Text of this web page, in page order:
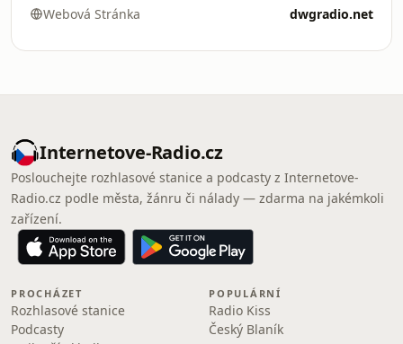
Webová Stránka dwgradio.net
Internetove-Radio.cz
Poslouchejte rozhlasové stanice a podcasty z Internetove-
Radio.cz podle města, žánru či nálady — zdarma na jakémkoli
zařízení.
PROCHÁZET
Rozhlasové stanice
Podcasty
POPULÁRNÍ
Radio Kiss
Český Blaník